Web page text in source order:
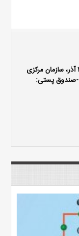
آدرس : تهران، میدان انقلاب، خیابان ۱۶ آذر، سازمان مرکزی
دانشگاه تهران -کد پستی: ۱۴۱۷۶۱۴۴۱۸ -صندوق پستی: